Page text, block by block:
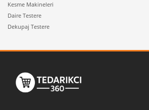
Kesme Makineleri
Daire Testere
Dekupaj Testere